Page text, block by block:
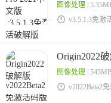
图像处理|
 v3.5.1.3免激
Origin2022
图像处理|
 v2022Beta2